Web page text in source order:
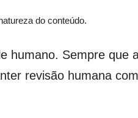
do conteúdo.
humano. Sempre que
revisão humana